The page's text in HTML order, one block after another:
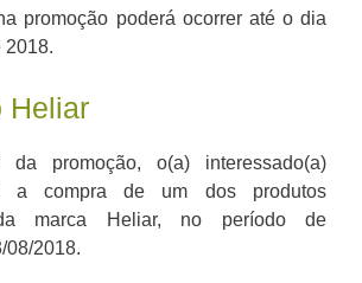
promoção poderá ocorrer até o dia
2018.
Heliar
da promoção, o(a) interessado(a)
a compra de um dos produtos
marca Heliar, no período de
08/2018.